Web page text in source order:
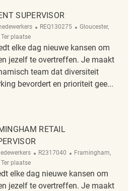
SUPERVISOR
ReqId
REQ130275 Plaats
Gloucester,
Afgelegen
Ter plaatse
elke dag nieuwe kansen om
jezelf te overtreffen. Je maakt
team dat diversiteit
bevordert en prioriteit gee...
Supervisor REQ130275
RETAIL
ReqId
R2317040 Plaats
Framingham,
Afgelegen
Ter plaatse
elke dag nieuwe kansen om
jezelf te overtreffen. Je maakt